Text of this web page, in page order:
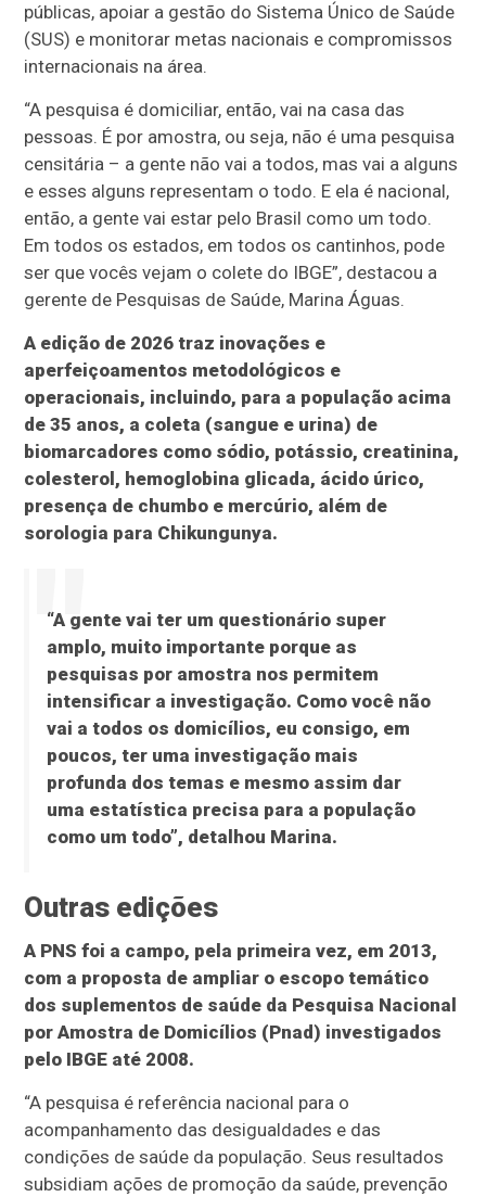
públicas, apoiar a gestão do Sistema Único de Saúde
(SUS) e monitorar metas nacionais e compromissos
internacionais na área.
“A pesquisa é domiciliar, então, vai na casa das
pessoas. É por amostra, ou seja, não é uma pesquisa
censitária – a gente não vai a todos, mas vai a alguns
e esses alguns representam o todo. E ela é nacional,
então, a gente vai estar pelo Brasil como um todo.
Em todos os estados, em todos os cantinhos, pode
ser que vocês vejam o colete do IBGE”, destacou a
gerente de Pesquisas de Saúde, Marina Águas.
A edição de 2026 traz inovações e
aperfeiçoamentos metodológicos e
operacionais, incluindo, para a população acima
de 35 anos, a coleta (sangue e urina) de
biomarcadores como sódio, potássio, creatinina,
colesterol, hemoglobina glicada, ácido úrico,
presença de chumbo e mercúrio, além de
sorologia para Chikungunya.
“A gente vai ter um questionário super
amplo, muito importante porque as
pesquisas por amostra nos permitem
intensificar a investigação. Como você não
vai a todos os domicílios, eu consigo, em
poucos, ter uma investigação mais
profunda dos temas e mesmo assim dar
uma estatística precisa para a população
como um todo”, detalhou Marina.
Outras edições
A PNS foi a campo, pela primeira vez, em 2013,
com a proposta de ampliar o escopo temático
dos suplementos de saúde da Pesquisa Nacional
por Amostra de Domicílios (Pnad) investigados
pelo IBGE até 2008.
“A pesquisa é referência nacional para o
acompanhamento das desigualdades e das
condições de saúde da população. Seus resultados
subsidiam ações de promoção da saúde, prevenção